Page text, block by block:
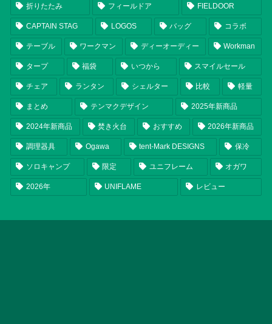
折りたたみ フィールドア FIELDOOR
CAPTAIN STAG LOGOS バッグ コラボ
テーブル ワークマン ディーオーディー Workman
タープ 福袋 いつから スマイルセール
チェア ランタン シェルター 比較 軽量
まとめ テンマクデザイン 2025年新商品
2024年新商品 焚き火台 おすすめ 2026年新商品
調理器具 Ogawa tent-Mark DESIGNS 保冷
ソロキャンプ 限定 ユニフレーム オガワ
2026年 UNIFLAME レビュー